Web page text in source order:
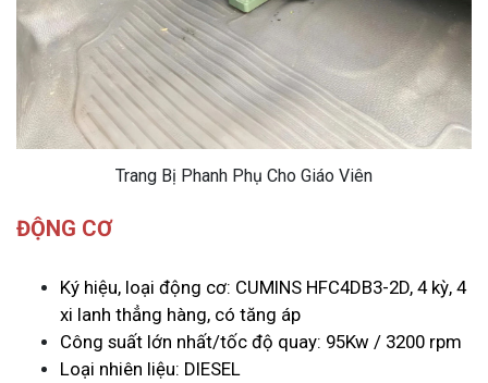
Trang Bị Phanh Phụ Cho Giáo Viên
ĐỘNG CƠ
Ký hiệu, loại động cơ: CUMINS HFC4DB3-2D, 4 kỳ, 4
xi lanh thẳng hàng, có tăng áp
Công suất lớn nhất/tốc độ quay: 95Kw / 3200 rpm
Loại nhiên liệu: DIESEL